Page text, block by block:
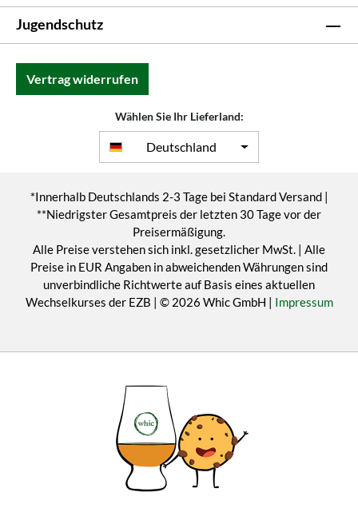
Jugendschutz
Vertrag widerrufen
Wählen Sie Ihr Lieferland:
Deutschland
*Innerhalb Deutschlands 2-3 Tage bei Standard Versand |
**Niedrigster Gesamtpreis der letzten 30 Tage vor der
Preisermäßigung.
Alle Preise verstehen sich inkl. gesetzlicher MwSt. | Alle
Preise in EUR Angaben in abweichenden Währungen sind
unverbindliche Richtwerte auf Basis eines aktuellen
Wechselkurses der EZB | © 2026 Whic GmbH | Impressum